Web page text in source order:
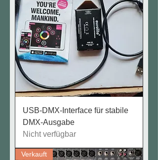
USB-DMX-Interface für stabile
DMX-Ausgabe
Nicht verfügbar
Verkauft